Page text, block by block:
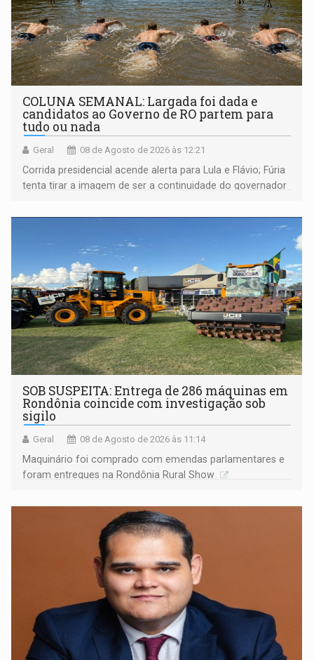
COLUNA SEMANAL: Largada foi dada e
candidatos ao Governo de RO partem para
tudo ou nada
Geral 08 de Agosto de 2026 às 12:21
Corrida presidencial acende alerta para Lula e Flávio; Fúria
tenta tirar a imagem de ser a continuidade do governador
não ter entrado no modo eleição; ABAV faz evento em
SOB SUSPEITA: Entrega de 286 máquinas em
Rondônia coincide com investigação sob
sigilo
Geral 08 de Agosto de 2026 às 11:14
Maquinário foi comprado com emendas parlamentares e
foram entregues na Rondônia Rural Show